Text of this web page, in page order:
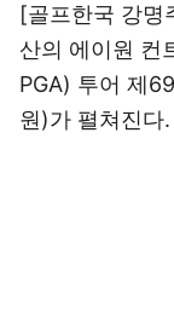
[골프한국 강명
산의 에이원 컨
PGA) 투어 제
원)가 펼쳐진다.